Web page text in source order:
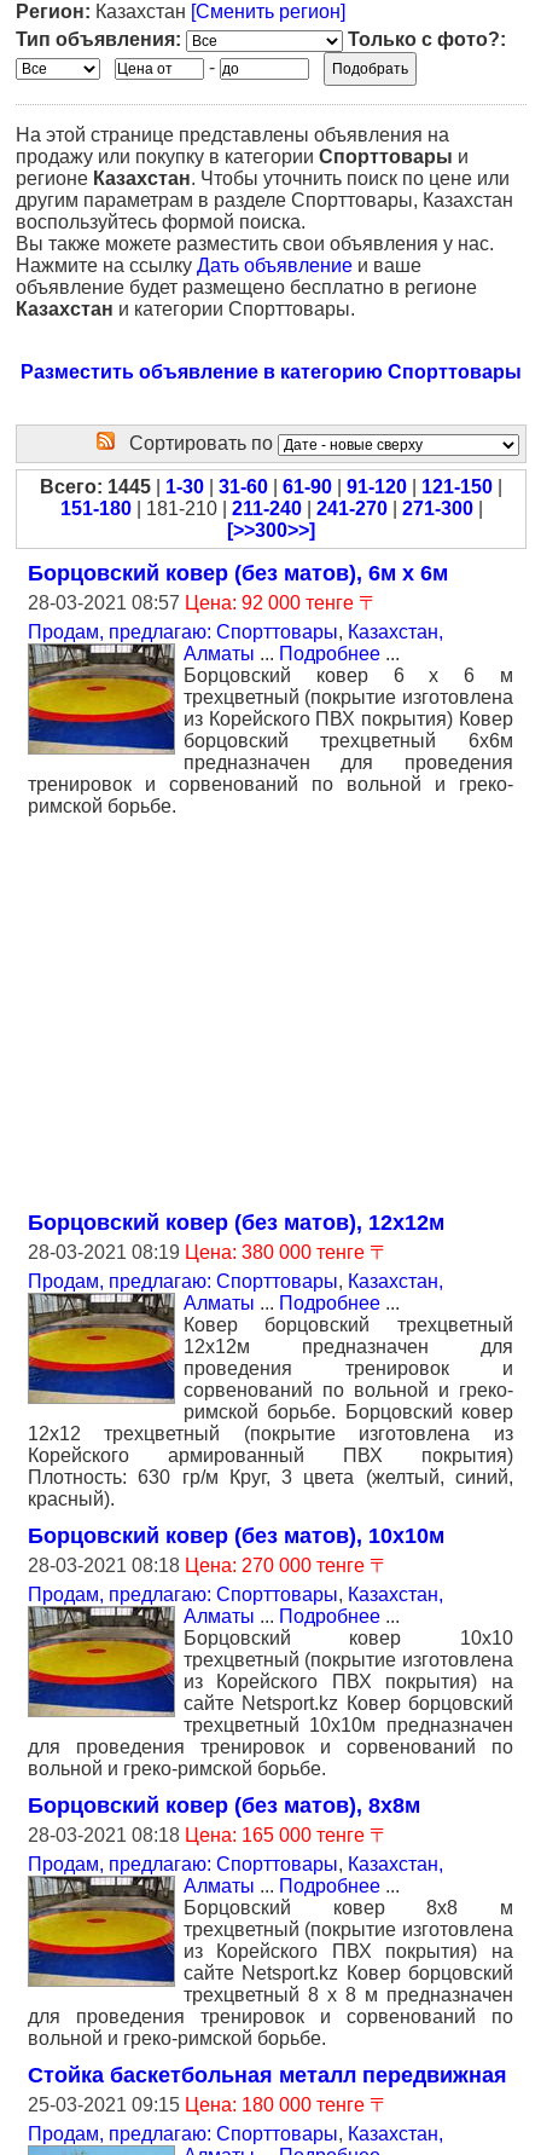
Регион: Казахстан [Сменить регион]
Тип объявления:
Только с фото?:
-
На этой странице представлены объявления на
продажу или покупку в категории Спорттовары и
регионе Казахстан. Чтобы уточнить поиск по цене или
другим параметрам в разделе Спорттовары, Казахстан
воспользуйтесь формой поиска.
Вы также можете разместить свои объявления у нас.
Нажмите на ссылку Дать объявление и ваше
объявление будет размещено бесплатно в регионе
Казахстан и категории Спорттовары.
Разместить объявление в категорию Спорттовары
Сортировать по
Всего: 1445 1-30 31-60 61-90 91-120 121-150
151-180| 181-210 | 211-240| 241-270| 271-300|
[>>300>>]
Борцовский ковер (без матов), 6м х 6м
28-03-2021 08:57 Цена: 92 000 тенге 〒
Продам, предлагаю: Спорттовары, Казахстан,
Алматы ... Подробнее ...
Борцовский ковер 6 х 6 м
трехцветный (покрытие изготовлена
из Корейского ПВХ покрытия) Ковер
борцовский трехцветный 6х6м
предназначен для проведения
тренировок и сорвенований по вольной и греко-
римской борьбе.
Борцовский ковер (без матов), 12х12м
28-03-2021 08:19 Цена: 380 000 тенге 〒
Продам, предлагаю: Спорттовары, Казахстан,
Алматы ... Подробнее ...
Ковер борцовский трехцветный
12х12м предназначен для
проведения тренировок и
сорвенований по вольной и греко-
римской борьбе. Борцовский ковер
12х12 трехцветный (покрытие изготовлена из
Корейского армированный ПВХ покрытия)
Плотность: 630 гр/м Круг, 3 цвета (желтый, синий,
красный).
Борцовский ковер (без матов), 10х10м
28-03-2021 08:18 Цена: 270 000 тенге 〒
Продам, предлагаю: Спорттовары, Казахстан,
Алматы ... Подробнее ...
Борцовский ковер 10х10
трехцветный (покрытие изготовлена
из Корейского ПВХ покрытия) на
сайте Netsport.kz Ковер борцовский
трехцветный 10х10м предназначен
для проведения тренировок и сорвенований по
вольной и греко-римской борьбе.
Борцовский ковер (без матов), 8х8м
28-03-2021 08:18 Цена: 165 000 тенге 〒
Продам, предлагаю: Спорттовары, Казахстан,
Алматы ... Подробнее ...
Борцовский ковер 8х8 м
трехцветный (покрытие изготовлена
из Корейского ПВХ покрытия) на
сайте Netsport.kz Ковер борцовский
трехцветный 8 x 8 м предназначен
для проведения тренировок и сорвенований по
вольной и греко-римской борьбе.
Стойка баскетбольная металл передвижная
25-03-2021 09:15 Цена: 180 000 тенге 〒
Продам, предлагаю: Спорттовары, Казахстан,